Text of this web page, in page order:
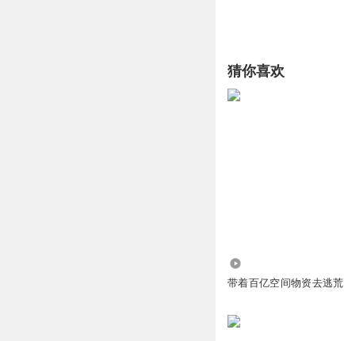
猜你喜欢
带着百亿空间物资去逃荒